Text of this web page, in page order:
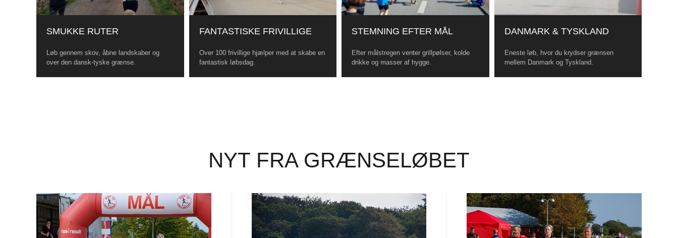
SMUKKE RUTER
Løb gennem skov, åbne landskaber og
over den dansk-tyske grænse.
FANTASTISKE FRIVILLIGE
Over 100 frivillige hjælper med at skabe en
fantastisk løbsdag.
STEMNING EFTER MÅL
Efter målstregen venter grillpølser, kolde
drikke og masser af hygge.
DANMARK & TYSKLAND
Eneste løb, hvor du krydser grænsen
mellem Danmark og Tyskland.
NYT FRA GRÆNSELØBET